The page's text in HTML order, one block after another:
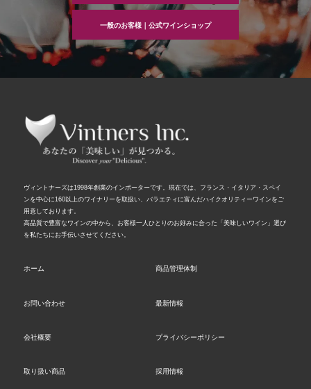
一般のお客様｜公式ワインショップ
ヴィントナーズは1998年創業のインポーターです。現在では、フランス・イタリア・スペイ
ンを中心に160以上のワイナリーを取扱い、バラエティに富んだハイクオリティーワインをご
用意しております。
高品質で豊富なワインの中から、お客様一人ひとりのお好みに合った「美味しいワイン」選び
を私たちにお手伝いさせてください。
ホーム 商品管理体制
お問い合わせ 最新情報
会社概要 プライバシーポリシー
取り扱い商品 採用情報